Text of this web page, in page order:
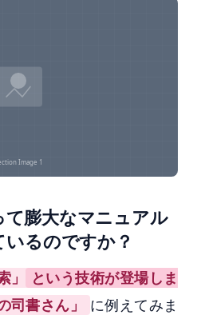
膨大なマニュアル
るのですか？
」
という技術が登場しま
司書さん」
に例えてみま